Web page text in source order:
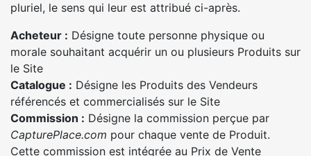
pluriel, le sens qui leur est attribué ci-après.
Acheteur : Désigne toute personne physique ou
morale souhaitant acquérir un ou plusieurs Produits sur
le Site
Catalogue : Désigne les Produits des Vendeurs
référencés et commercialisés sur le Site
Commission : Désigne la commission perçue par
CapturePlace.com pour chaque vente de Produit.
Cette commission est intégrée au Prix de Vente